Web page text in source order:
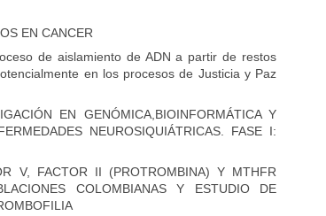
EN CANCER
de aislamiento de ADN a partir de restos
en los procesos de Justicia y Paz
EN GENÓMICA,BIOINFORMÁTICA Y
NEUROSIQUIÁTRICAS. FASE I:
V, FACTOR II (PROTROMBINA) Y MTHFR
COLOMBIANAS Y ESTUDIO DE